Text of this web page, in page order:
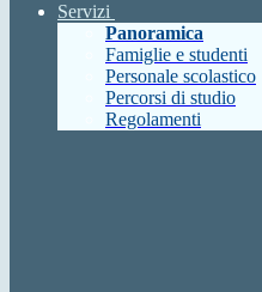
Servizi
Panoramica
Famiglie e studenti
Personale scolastico
Percorsi di studio
Regolamenti